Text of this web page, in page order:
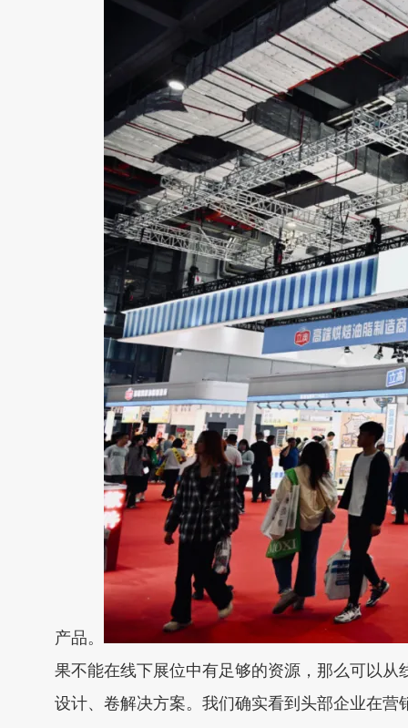
产品。
果不能在线下展位中有足够的资源，那么可以
设计、卷解决方案。我们确实看到头部企业在